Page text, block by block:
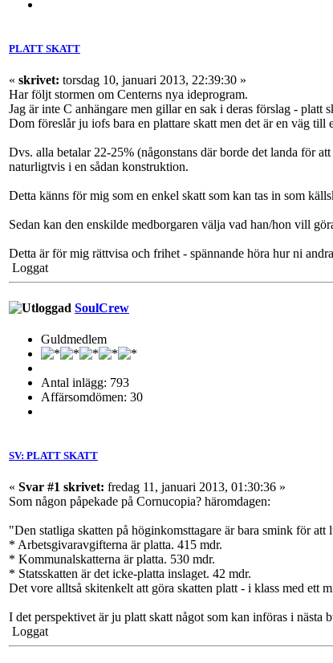
PLATT SKATT
« skrivet: torsdag 10, januari 2013, 22:39:30 »
Har följt stormen om Centerns nya ideprogram.
Jag är inte C anhängare men gillar en sak i deras förslag - platt
Dom föreslår ju iofs bara en plattare skatt men det är en väg till
Dvs. alla betalar 22-25% (någonstans där borde det landa för
naturligtvis i en sådan konstruktion.
Detta känns för mig som en enkel skatt som kan tas in som
Sedan kan den enskilde medborgaren välja vad han/hon vill
Detta är för mig rättvisa och frihet - spännande höra hur ni
Loggat
SoulCrew
Guldmedlem
Antal inlägg: 793
Affärsomdömen: 30
SV: PLATT SKATT
« Svar #1 skrivet: fredag 11, januari 2013, 01:30:36 »
Som någon påpekade på Cornucopia? häromdagen:
"Den statliga skatten på höginkomsttagare är bara smink för att
* Arbetsgivaravgifterna är platta. 415 mdr.
* Kommunalskatterna är platta. 530 mdr.
* Statsskatten är det icke-platta inslaget. 42 mdr.
Det vore alltså skitenkelt att göra skatten platt - i klass med ett
I det perspektivet är ju platt skatt något som kan införas i nästa
Loggat